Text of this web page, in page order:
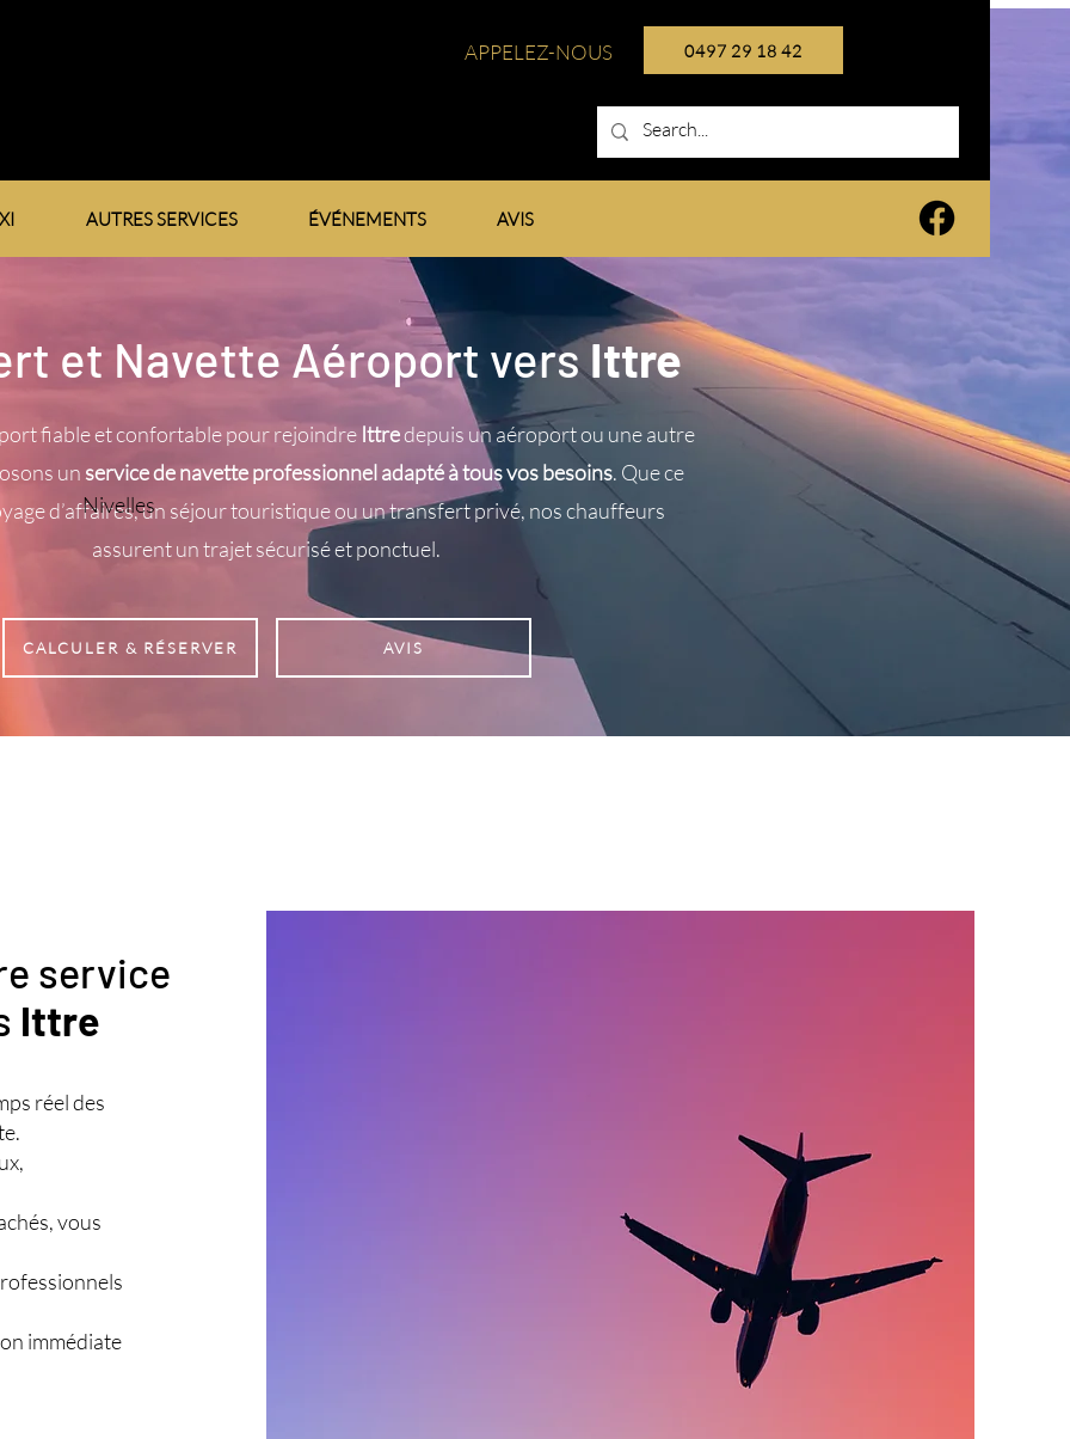
APPELEZ-NOUS 0497 29 18 42
AUTRES SERVICES ÉVÉNEMENTS AVIS
et Navette Aéroport versIttre
fiable et confortable pour rejoindre Ittredepuis un aéroport ou une autre
un service de navette professionnel adapté à tous vos besoins. Que ce
d’affaires, un séjour touristique ou un transfert privé, nos chauffeurs
assurent un trajet sécurisé et ponctuel.
CALCULER & RÉSERVER AVIS
Nivelles
service
Ittre
réel des
vous
immédiate